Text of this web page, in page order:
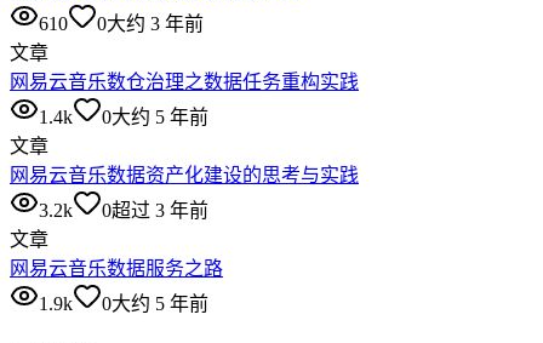
610
0大约 3 年前
文章
网易云音乐数仓治理之数据任务重构实践
1.4k
0大约 5 年前
文章
网易云音乐数据资产化建设的思考与实践
3.2k
0超过 3 年前
文章
网易云音乐数据服务之路
1.9k
0大约 5 年前